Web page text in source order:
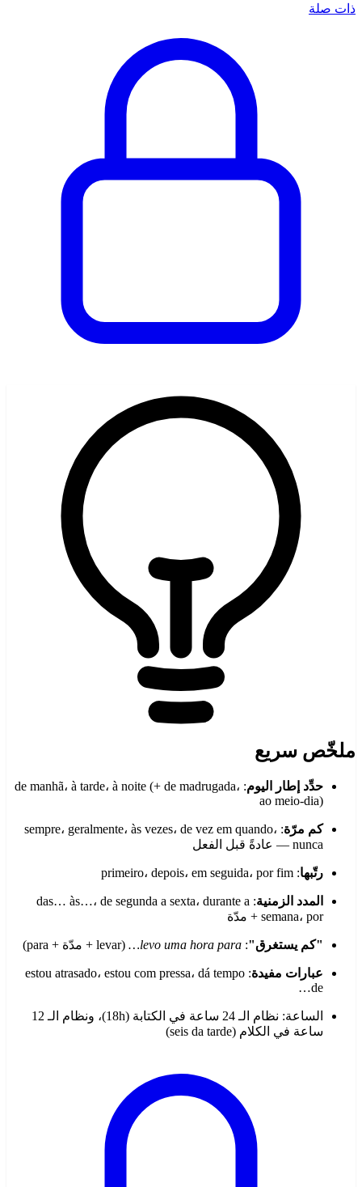
ذات صلة
ملخّص سريع
حدِّد إطار اليوم : de manhã، à tarde، à noite (+ de madrugada،
ao meio-dia)
كم مرّة : sempre، geralmente، às vezes، de vez em quando،
nunca — عادةً قبل الفعل
رتّبها: primeiro، depois، em seguida، por fim
المدد الزمنية : das… às…، de segunda a sexta، durante a
semana، por + مدّة
"كم يستغرق":
levo uma hora para… (levar + مدّة + para)
عبارات مفيدة : estou atrasado، estou com pressa، dá tempo
de…
الساعة: نظام الـ 24 ساعة في الكتابة (18h)، ونظام الـ 12
ساعة في الكلام (seis da tarde)